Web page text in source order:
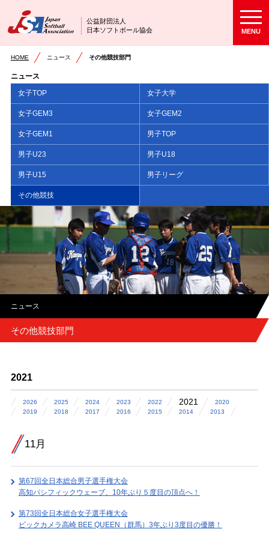
公益財団法人
日本ソフトボール協会
MENU
HOME ニュース その他競技部門
ニュース
女子TOP
女子大学
女子GEM3 女子GEM2
女子GEM1 男子TOP
男子U23 男子U18
男子U15 男子リーグ
その他競技
ニュース
その他競技部門
2021
2026 2025 2024 2023 2022 2021
2020
2019
2018 2017 2016 2015 2014 2013
11月
第67回全日本総合男子選手権大会
高知パシフィックウェーブ、10年ぶり５度目の頂点へ！
第73回全日本総合女子選手権大会
ビックカメラ高崎 BEE QUEEN（群馬）3年ぶり3度目の優勝！